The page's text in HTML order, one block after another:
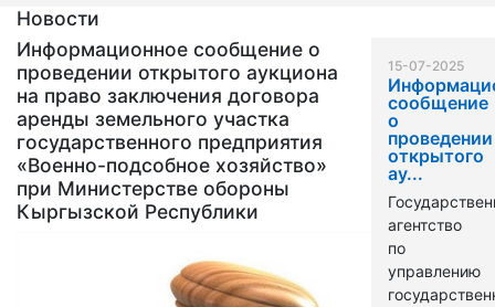
Новости
Информационное сообщение о
проведении открытого аукциона
на право заключения договора
аренды земельного участка
государственного предприятия
«Военно-подсобное хозяйство»
при Министерстве обороны
Кыргызской Республики
15-07-2025
сообщение
о
проведении
открытого
ау...
агентство
по
управлению